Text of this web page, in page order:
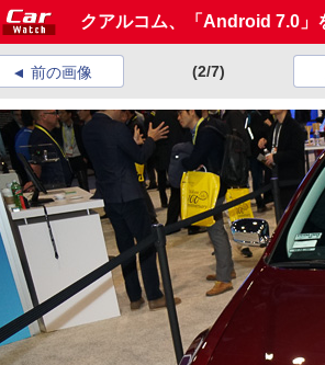
クアルコム、「Android 7.0
前の画像 (2/7)